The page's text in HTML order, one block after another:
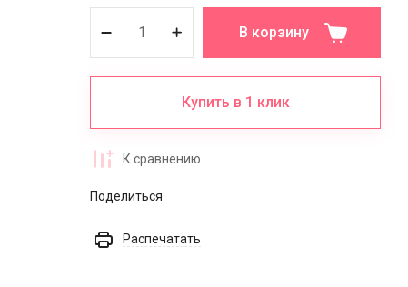
В корзину
Купить в 1 клик
К сравнению
Поделиться
Распечатать